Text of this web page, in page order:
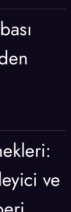
ve